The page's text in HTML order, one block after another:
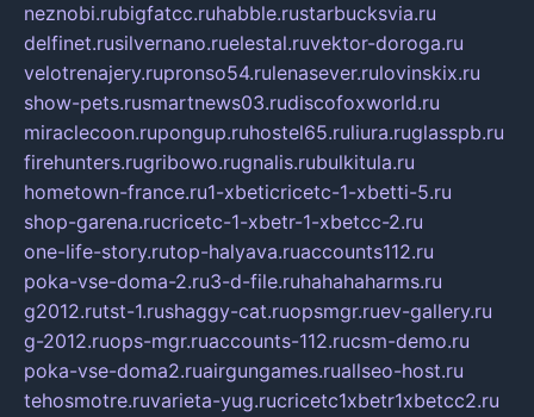
neznobi.rubigfatcc.ruhabble.rustarbucksvia.ru
delfinet.rusilvernano.ruelestal.ruvektor-doroga.ru
velotrenajery.rupronso54.rulenasever.rulovinskix.ru
show-pets.rusmartnews03.rudiscofoxworld.ru
miraclecoon.rupongup.ruhostel65.ruliura.ruglasspb.ru
firehunters.rugribowo.rugnalis.rubulkitula.ru
hometown-france.ru1-xbeticricetc-1-xbetti-5.ru
shop-garena.rucricetc-1-xbetr-1-xbetcc-2.ru
one-life-story.rutop-halyava.ruaccounts112.ru
poka-vse-doma-2.ru3-d-file.ruhahahaharms.ru
g2012.rutst-1.rushaggy-cat.ruopsmgr.ruev-gallery.ru
g-2012.ruops-mgr.ruaccounts-112.rucsm-demo.ru
poka-vse-doma2.ruairgungames.ruallseo-host.ru
tehosmotre.ruvarieta-yug.rucricetc1xbetr1xbetcc2.ru